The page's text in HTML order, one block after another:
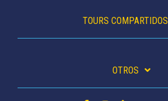
TOURS COMPARTIDOS
OTROS